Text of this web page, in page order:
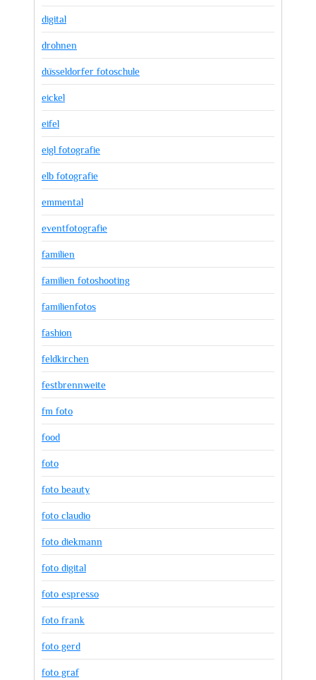
digital
drohnen
düsseldorfer fotoschule
eickel
eifel
eigl fotografie
elb fotografie
emmental
eventfotografie
familien
familien fotoshooting
familienfotos
fashion
feldkirchen
festbrennweite
fm foto
food
foto
foto beauty
foto claudio
foto diekmann
foto digital
foto espresso
foto frank
foto gerd
foto graf